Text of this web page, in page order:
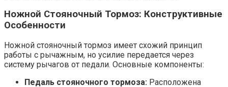
Ножной Стояночный Тормоз: Конструктивные
Особенности
Ножной стояночный тормоз имеет схожий принцип
работы с рычажным, но усилие передается через
систему рычагов от педали. Основные компоненты:
Педаль стояночного тормоза: Расположена